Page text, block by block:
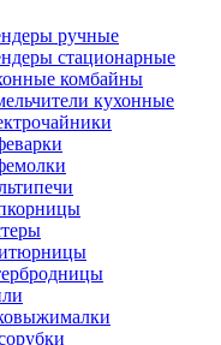
ручные
стационарные
комбайны
кухонные